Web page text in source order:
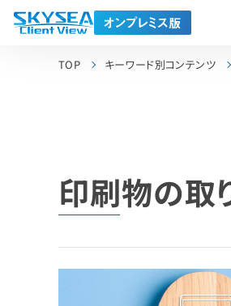
TOP キーワード別コンテンツ
印刷物の取